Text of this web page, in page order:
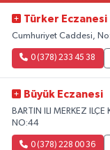
Türker Eczanesi
Cumhuriyet Caddesi,
0 (378) 233 45 38
Büyük Eczanesi
BARTIN ILI MERKEZ
NO:44
0 (378) 228 00 36